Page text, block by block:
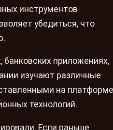
инструментов
убедиться, что
банковских приложениях,
изучают различные
на платформе
технологий.
Если раньше